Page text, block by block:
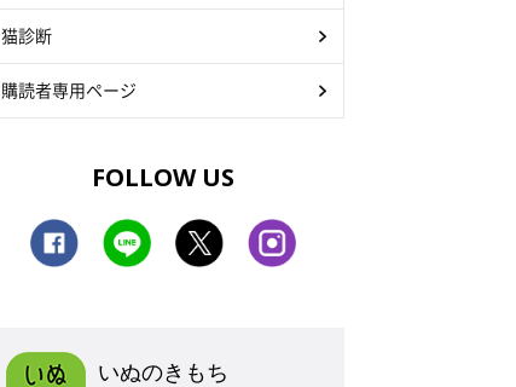
猫診断
購読者専用ページ
FOLLOW US
いぬのきもち